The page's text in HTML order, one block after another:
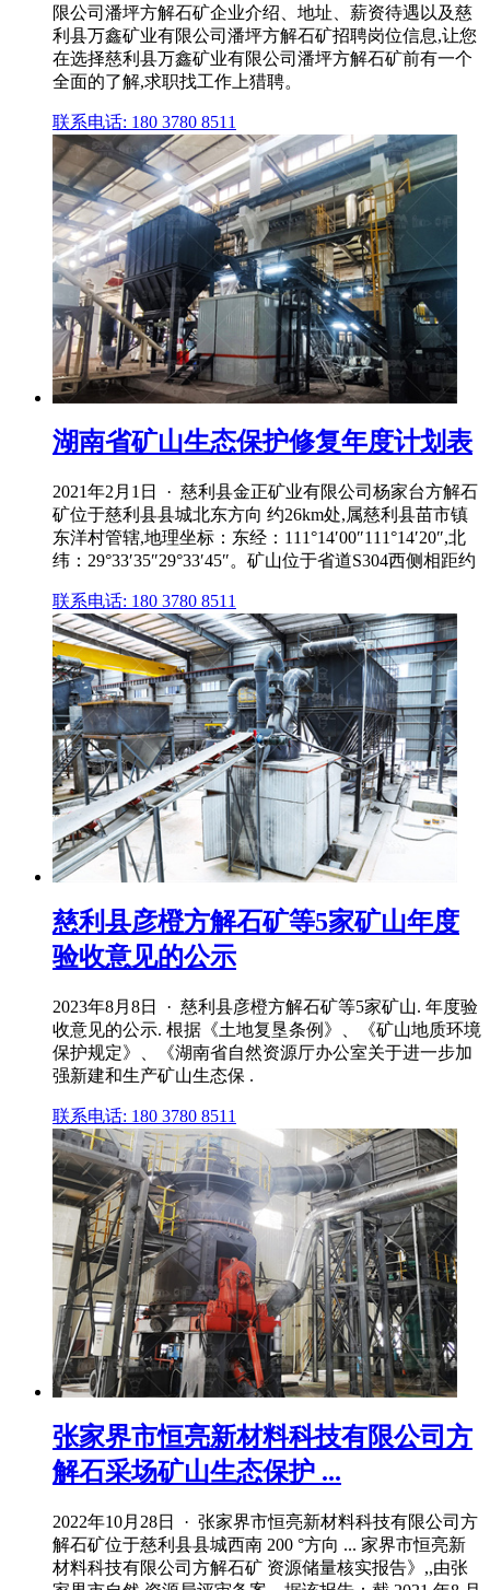
限公司潘坪方解石矿企业介绍、地址、薪资待遇以及慈
利县万鑫矿业有限公司潘坪方解石矿招聘岗位信息,让您
在选择慈利县万鑫矿业有限公司潘坪方解石矿前有一个
全面的了解,求职找工作上猎聘。
联系电话: 180 3780 8511
湖南省矿山生态保护修复年度计划表
2021年2月1日 · 慈利县金正矿业有限公司杨家台方解石
矿位于慈利县县城北东方向 约26km处,属慈利县苗市镇
东洋村管辖,地理坐标：东经：111°14′00″111°14′20″,北
纬：29°33′35″29°33′45″。矿山位于省道S304西侧相距约
联系电话: 180 3780 8511
慈利县彦橙方解石矿等5家矿山年度
验收意见的公示
2023年8月8日 · 慈利县彦橙方解石矿等5家矿山. 年度验
收意见的公示. 根据《土地复垦条例》、《矿山地质环境
保护规定》、《湖南省自然资源厅办公室关于进一步加
强新建和生产矿山生态保 .
联系电话: 180 3780 8511
张家界市恒亮新材料科技有限公司方
解石采场矿山生态保护 ...
2022年10月28日 · 张家界市恒亮新材料科技有限公司方
解石矿位于慈利县县城西南 200 °方向 ... 家界市恒亮新
材料科技有限公司方解石矿 资源储量核实报告》,,由张